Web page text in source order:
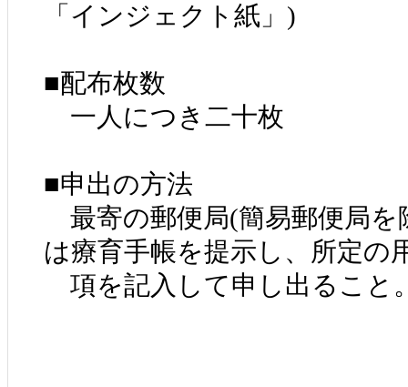
「インジェクト紙」)
■配布枚数
一人につき二十枚
■申出の方法
最寄の郵便局(簡易郵便局を
は療育手帳を提示し、所定の
項を記入して申し出ること